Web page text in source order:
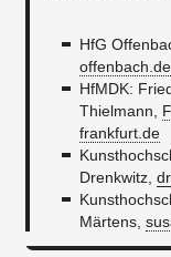
HfG
offenbach.de
HfMDK:
Thielmann,
frankfurt.de
Drenkwitz,
Märtens,